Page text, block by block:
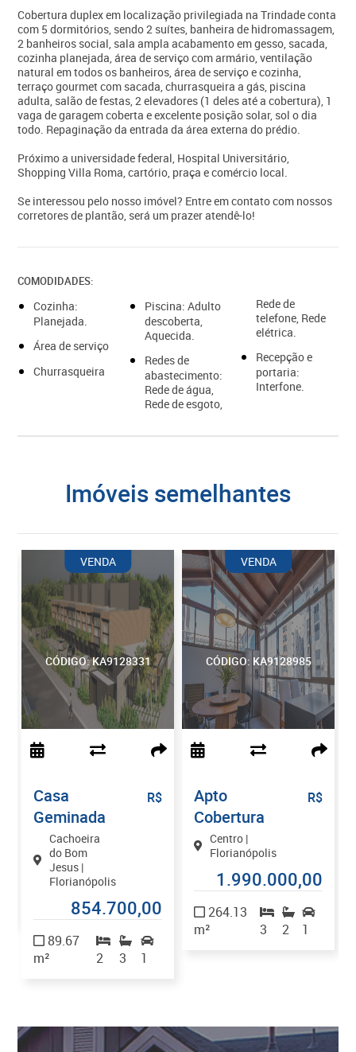
Cobertura duplex em localização privilegiada na Trindade conta
com 5 dormitórios, sendo 2 suítes, banheira de hidromassagem,
2 banheiros social, sala ampla acabamento em gesso, sacada,
cozinha planejada, área de serviço com armário, ventilação
natural em todos os banheiros, área de serviço e cozinha,
terraço gourmet com sacada, churrasqueira a gás, piscina
adulta, salão de festas, 2 elevadores (1 deles até a cobertura), 1
vaga de garagem coberta e excelente posição solar, sol o dia
todo. Repaginação da entrada da área externa do prédio.
Próximo a universidade federal, Hospital Universitário,
Shopping Villa Roma, cartório, praça e comércio local.
Se interessou pelo nosso imóvel? Entre em contato com nossos
corretores de plantão, será um prazer atendê-lo!
COMODIDADES:
Cozinha:
Planejada.
Área de serviço
Churrasqueira
Piscina: Adulto
descoberta,
Aquecida.
Redes de
abastecimento:
Rede de água,
Rede de esgoto,
Rede de
telefone, Rede
elétrica.
Recepção e
portaria:
Interfone.
imóveis semelhantes
CÓDIGO: KA9128331
VENDA
Casa
Geminada
Cachoeira
do Bom
Jesus |
Florianópolis
R$
854.700,00
89.67
m²
2 3 1
CÓDIGO: KA9128985
VENDA
Apto
Cobertura
Centro |
Florianópolis
R$
1.990.000,00
264.13
m²
3 2 1